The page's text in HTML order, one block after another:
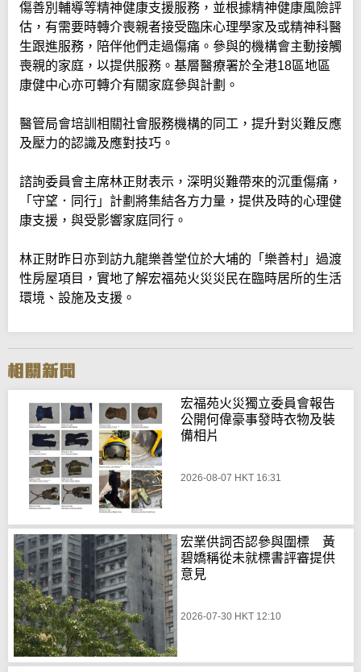
傷善別輔導等精神健康支援服務，並根據精神健康風險評
估，有需要時轉介喪親者接受臨床心理學家及或精神科醫
生跟進服務，陪伴他們走過傷痛。參與的機構會主動接觸
喪親的家庭，以提供服務。基層醫療署於全港18區地區
康健中心亦可轉介有關家庭參與計劃。
醫管局會培訓相關社會服務機構的同工，提升對災難反應
及壓力的認識及應對技巧。
諮詢委員會主席林正財表示，深明災難帶來的沉重傷痛，
「守望．同行」計劃將集結各方力量，提供及時的心理健
康支援，與受影響家庭同行。
林正財昨日亦到訪九龍樂善堂位於大埔的「樂善村」過渡
性房屋項目，實地了解宏福苑火災災民在臨時居所的生活
環境、設施及支援。
宏福苑火災獨立委員會報告
公開何偉豪事發時衣物及裝
備相片
2026-08-07 HKT 16:31
宏業供詞否認參與圍標 黃
碧嬌稱從未就標書評審提供
意見
2026-07-30 HKT 12:10